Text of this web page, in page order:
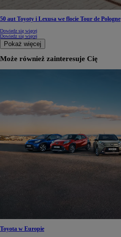
50 aut Toyoty i Lexusa we flocie Tour de Pologne
Dowiedz się więcej
Dowiedz się więcej
Pokaż więcej
Może również zainteresuje Cię
Toyota w Europie